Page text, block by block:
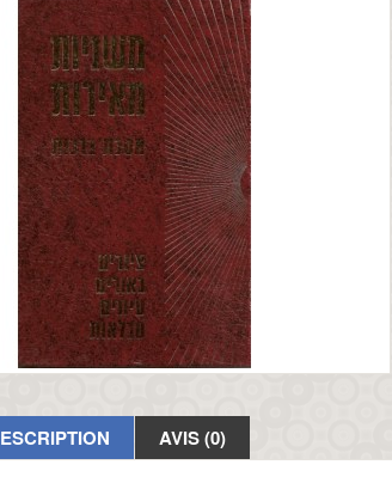
AVIS (0)